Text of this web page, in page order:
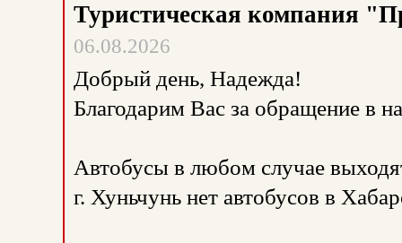
Туристическая компания
06.08.2026
Добрый день, Надежда!
Благодарим Вас за обращение в
Автобусы в любом случае
г. Хуньчунь нет автобусов в